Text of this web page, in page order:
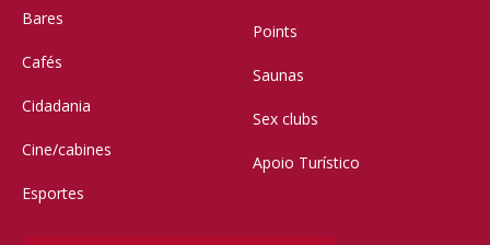
Bares
Cafés
Cidadania
Cine/cabines
Esportes
Points
Saunas
Sex clubs
Apoio Turístico